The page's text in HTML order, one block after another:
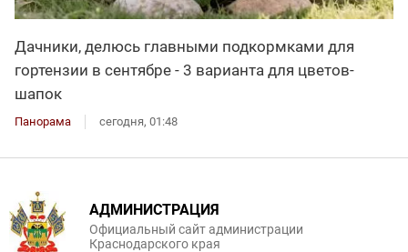
Дачники, делюсь главными подкормками для
гортензии в сентябре - 3 варианта для цветов-
шапок
Панорама сегодня, 01:48
АДМИНИСТРАЦИЯ
Официальный сайт администрации
Краснодарского края